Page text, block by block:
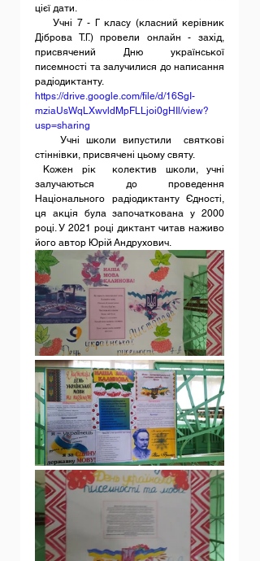
цієї дати.
Діброва Т.Г.) провели онлайн - захід,
присвячений Дню української
писемності та залучилися до написання
радіодиктанту.
https://drive.google.com/file/d/16SgI-
mziaUsWqLXwvldMpFLLjoi0gHIl/view?
usp=sharing
стіннівки, присвячені цьому святу.
залучаються до проведення
Національного радіодиктанту Єдності,
ця акція була започаткована у 2000
році. У 2021 році диктант читав наживо
його автор Юрій Андрухович.